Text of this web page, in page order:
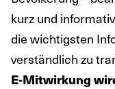
kurz und
die wichtigsten
verständlich zu
E-Mitwirkung